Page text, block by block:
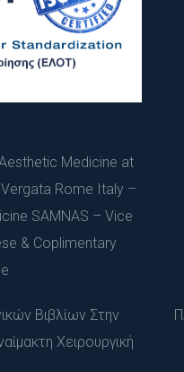
Medicine at
Rome Italy –
SAMNAS – Vice
& Coplimentary
Βιβλίων Στην
Χειρουργική